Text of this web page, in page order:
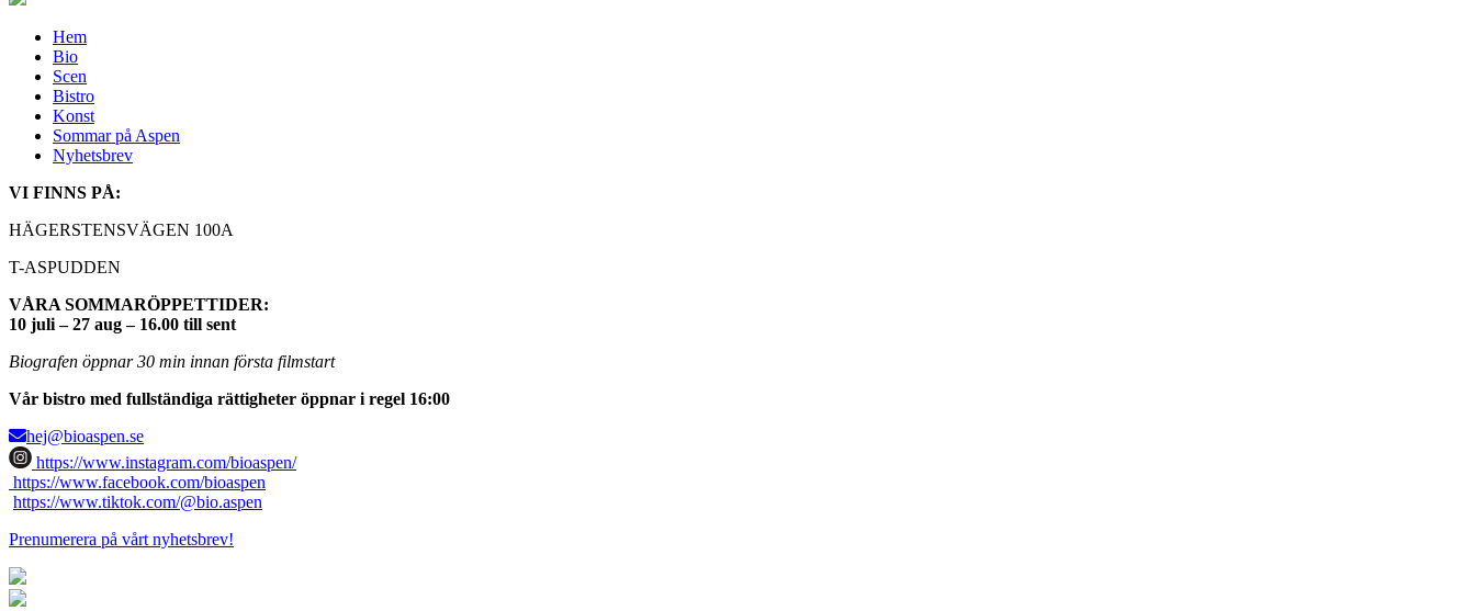
Hem
Bio
Scen
Bistro
Konst
Sommar på Aspen
Nyhetsbrev
VI FINNS PÅ:
HÄGERSTENSVÄGEN 100A
T-ASPUDDEN
VÅRA SOMMARÖPPETTIDER:
10 juli – 27 aug – 16.00 till sent
Biografen öppnar 30 min innan första filmstart
Vår bistro med fullständiga rättigheter öppnar i regel 16:00
hej@bioaspen.se
https://www.instagram.com/bioaspen/
https://www.facebook.com/bioaspen
https://www.tiktok.com/@bio.aspen
Prenumerera på vårt nyhetsbrev!